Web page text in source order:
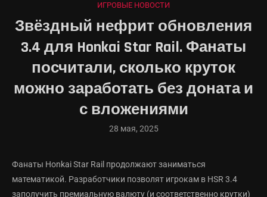
ИГРОВЫЕ НОВОСТИ
Звёздный нефрит обновления
3.4 для Honkai Star Rail. Фанаты
посчитали, сколько круток
можно заработать без доната и
с вложениями
28 мая, 2025
Фанаты Honkai Star Rail продолжают заниматься
математикой. Разработчики позволят игрокам в HSR 3.4
заполучить премиальную валюту (и соответственно крутки)